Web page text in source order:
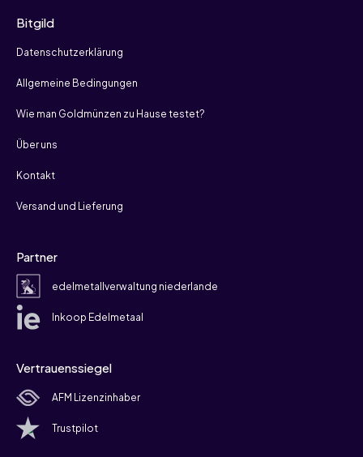
Bitgild
Datenschutzerklärung
Allgemeine Bedingungen
Wie man Goldmünzen zu Hause testet?
Über uns
Kontakt
Versand und Lieferung
Partner
edelmetallverwaltung niederlande
Inkoop Edelmetaal
Vertrauenssiegel
AFM Lizenzinhaber
Trustpilot